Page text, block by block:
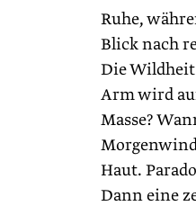
Ruhe,
Blick nach
Die
Arm wird
Masse?
Haut.
Dann eine